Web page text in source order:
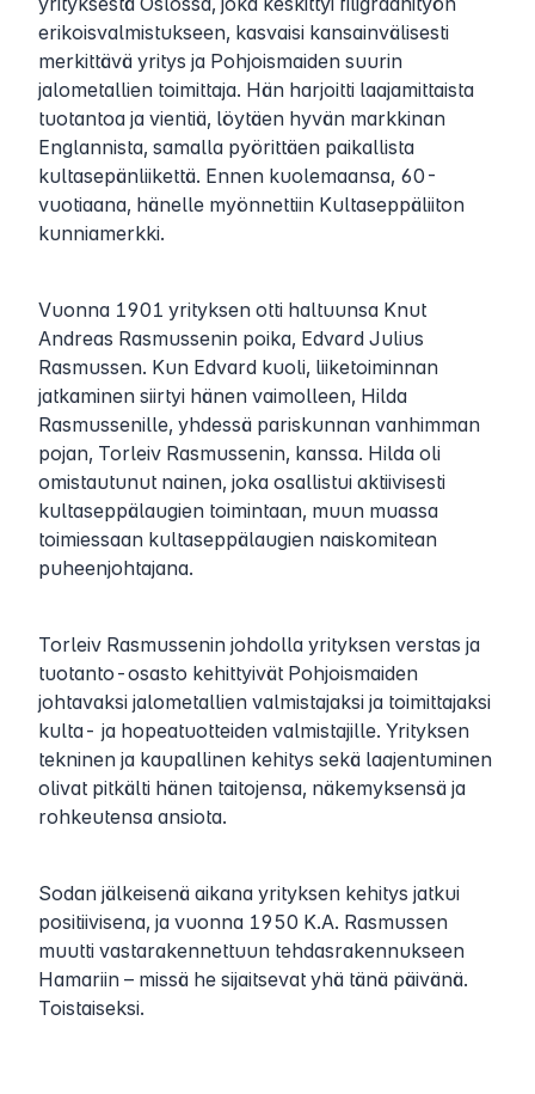
erikoisvalmistukseen, kasvaisi kansainvälisesti
merkittävä yritys ja Pohjoismaiden suurin
jalometallien toimittaja. Hän harjoitti laajamittaista
tuotantoa ja vientiä, löytäen hyvän markkinan
Englannista, samalla pyörittäen paikallista
kultasepänliikettä. Ennen kuolemaansa, 60-
vuotiaana, hänelle myönnettiin Kultaseppäliiton
kunniamerkki.
Vuonna 1901 yrityksen otti haltuunsa Knut
Andreas Rasmussenin poika, Edvard Julius
Rasmussen. Kun Edvard kuoli, liiketoiminnan
jatkaminen siirtyi hänen vaimolleen, Hilda
Rasmussenille, yhdessä pariskunnan vanhimman
pojan, Torleiv Rasmussenin, kanssa. Hilda oli
omistautunut nainen, joka osallistui aktiivisesti
kultaseppälaugien toimintaan, muun muassa
toimiessaan kultaseppälaugien naiskomitean
puheenjohtajana.
Torleiv Rasmussenin johdolla yrityksen verstas ja
tuotanto-osasto kehittyivät Pohjoismaiden
johtavaksi jalometallien valmistajaksi ja toimittajaksi
kulta- ja hopeatuotteiden valmistajille. Yrityksen
tekninen ja kaupallinen kehitys sekä laajentuminen
olivat pitkälti hänen taitojensa, näkemyksensä ja
rohkeutensa ansiota.
Sodan jälkeisenä aikana yrityksen kehitys jatkui
positiivisena, ja vuonna 1950 K.A. Rasmussen
muutti vastarakennettuun tehdasrakennukseen
Hamariin – missä he sijaitsevat yhä tänä päivänä.
Toistaiseksi.